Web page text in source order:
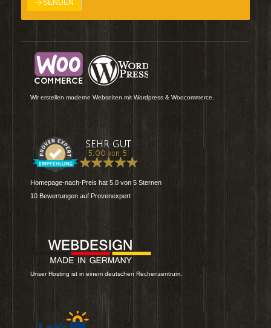
Wir erstellen moderne Webseiten mit Wordpress & Woocommerce.
Homepage-nach-Preis hat 5.0 von 5 Sternen
10 Bewertungen auf Provenexpert
Unser Hosting ist in einem deutschen Rechenzentrum.